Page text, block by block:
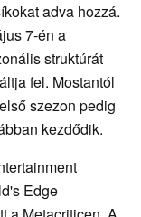
adva hozzá.
7-én a
struktúrát
fel. Mostantól
szezon pedig
kezdődik.
Edge